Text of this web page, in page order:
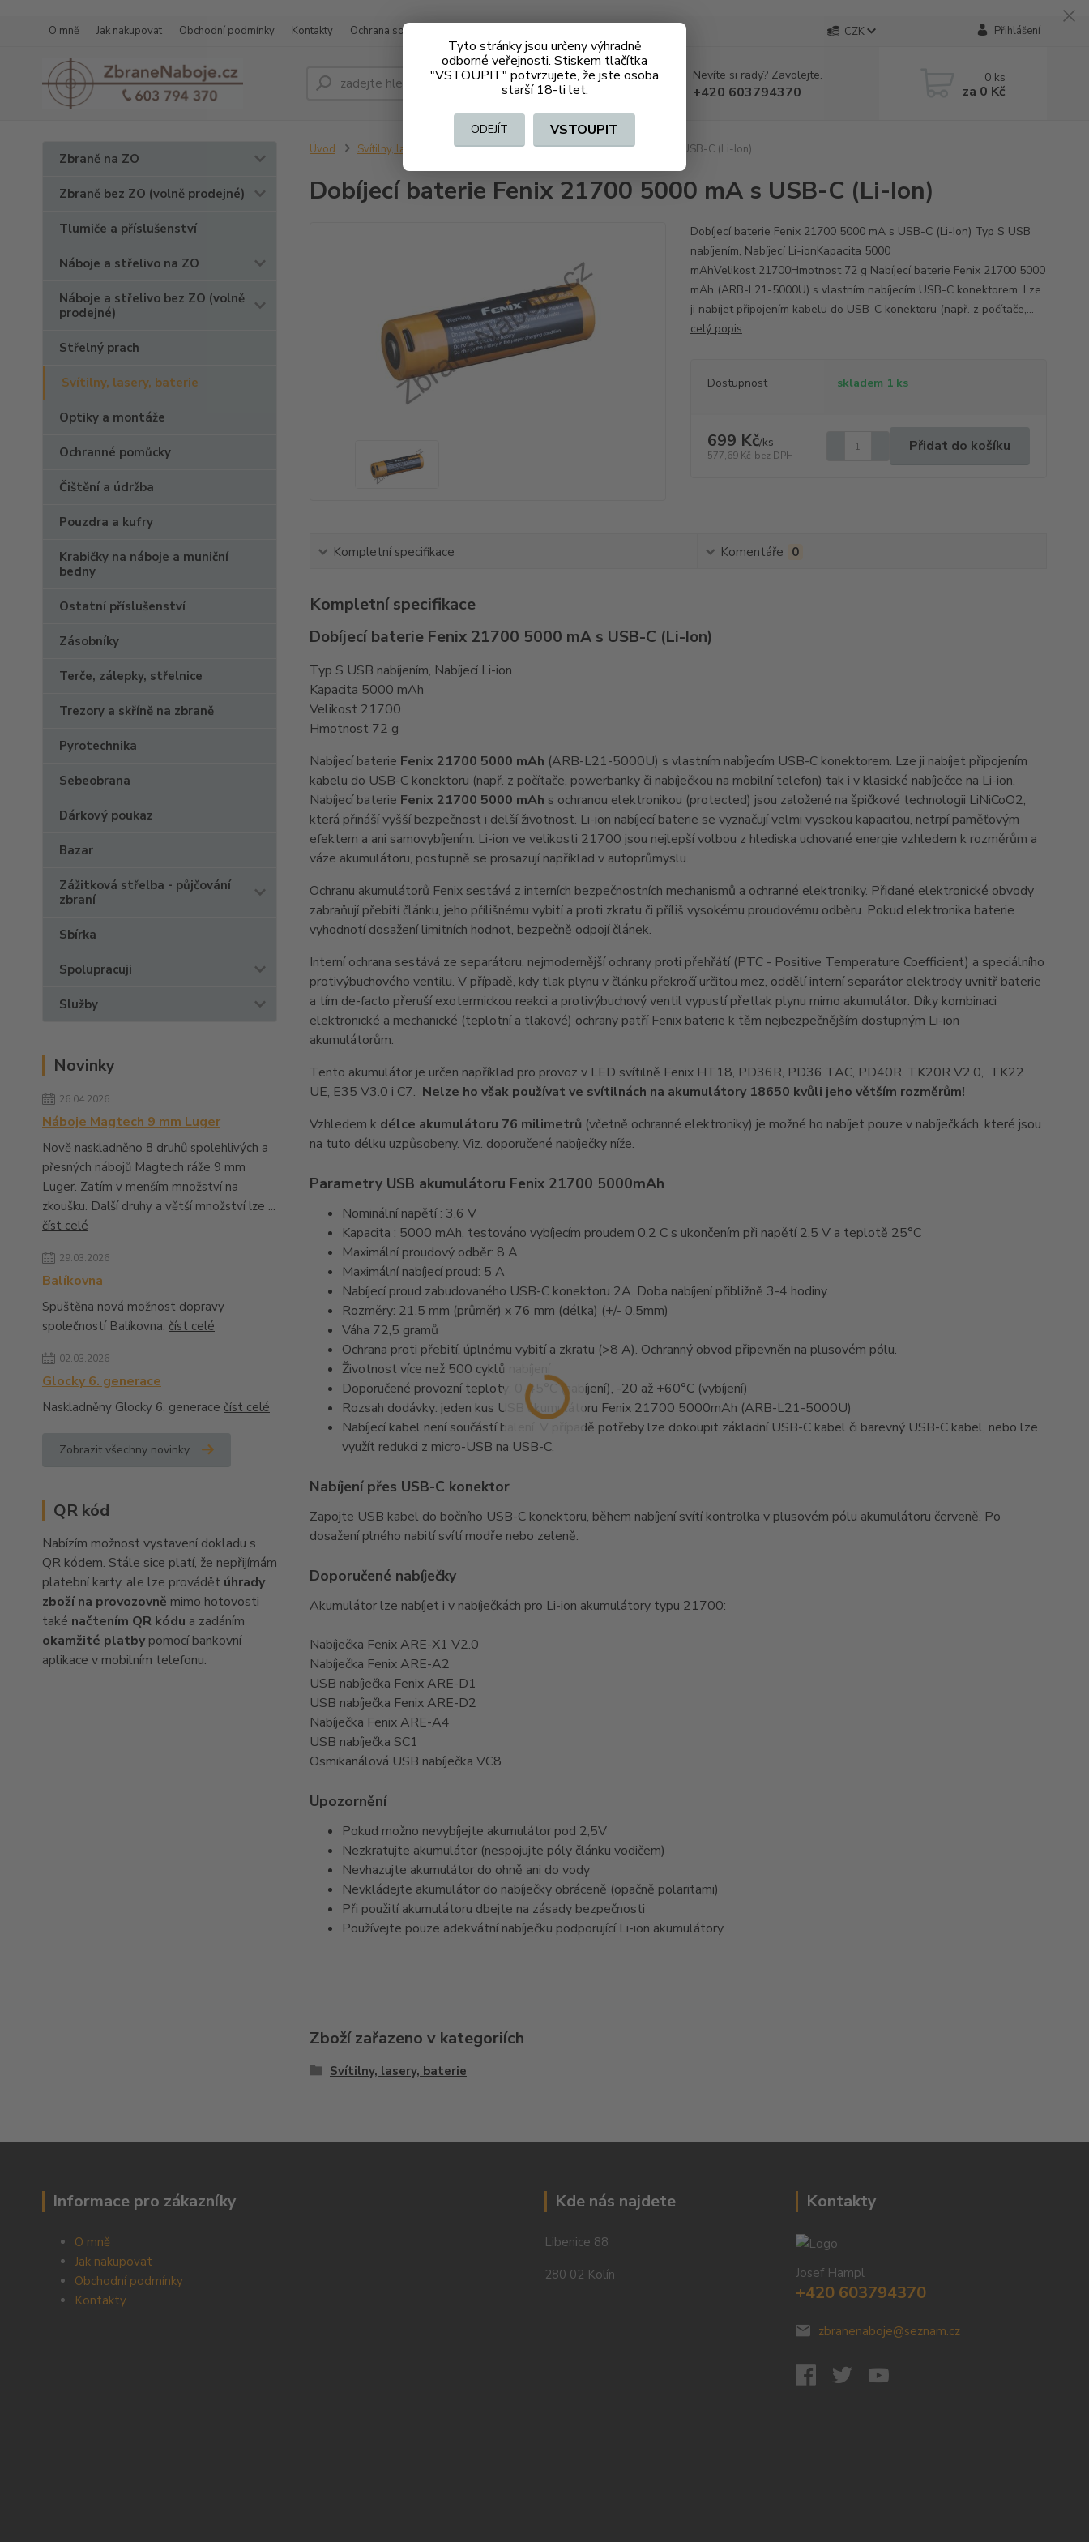
Tyto stránky jsou určeny výhradně
odborné veřejnosti. Stiskem tlačítka
"VSTOUPIT" potvrzujete, že jste osoba
starší 18-ti let.
ODEJÍT VSTOUPIT
O mně Jak nakupovat Obchodní podmínky Kontakty Ochrana soukromí CZK Přihlášení
Hledat Nevíte si rady? Zavolejte.
+420 603794370
0 ks
za 0 Kč
Zbraně na ZO
Zbraně bez ZO (volně prodejné)
Tlumiče a příslušenství
Náboje a střelivo na ZO
Náboje a střelivo bez ZO (volně
prodejné)
Střelný prach
Svítilny, lasery, baterie
Optiky a montáže
Ochranné pomůcky
Čištění a údržba
Pouzdra a kufry
Krabičky na náboje a muniční
bedny
Ostatní příslušenství
Zásobníky
Terče, zálepky, střelnice
Trezory a skříně na zbraně
Pyrotechnika
Sebeobrana
Dárkový poukaz
Bazar
Zážitková střelba - půjčování
zbraní
Sbírka
Spolupracuji
Služby
Novinky
26.04.2026
Náboje Magtech 9 mm Luger
Nově naskladněno 8 druhů spolehlivých a
přesných nábojů Magtech ráže 9 mm
Luger. Zatím v menším množství na
zkoušku. Další druhy a větší množství lze ...
číst celé
29.03.2026
Balíkovna
Spuštěna nová možnost dopravy
společností Balíkovna. číst celé
02.03.2026
Glocky 6. generace
Naskladněny Glocky 6. generace číst celé
Zobrazit všechny novinky
QR kód
Nabízím možnost vystavení dokladu s
QR kódem. Stále sice platí, že nepřijímám
platební karty, ale lze provádět úhrady
zboží na provozovně mimo hotovosti
také načtením QR kódu a zadáním
okamžité platby pomocí bankovní
aplikace v mobilním telefonu.
Úvod Svítilny, lasery, baterie Dobíjecí baterie Fenix 21700 5000 mA s USB-C (Li-Ion)
Dobíjecí baterie Fenix 21700 5000 mA s USB-C (Li-Ion)
Dobíjecí baterie Fenix 21700 5000 mA s USB-C (Li-Ion) Typ S USB
nabíjením, Nabíjecí Li-ionKapacita 5000
mAhVelikost 21700Hmotnost 72 g Nabíjecí baterie Fenix 21700 5000
mAh (ARB-L21-5000U) s vlastním nabíjecím USB-C konektorem. Lze
ji nabíjet připojením kabelu do USB-C konektoru (např. z počítače,...
celý popis
Dostupnost skladem 1 ks
699 Kč/ks
577,69 Kč bez DPH
Přidat do košíku
Kompletní specifikace Komentáře 0
Kompletní specifikace
Dobíjecí baterie Fenix 21700 5000 mA s USB-C (Li-Ion)
Typ S USB nabíjením, Nabíjecí Li-ion
Kapacita 5000 mAh
Velikost 21700
Hmotnost 72 g
Nabíjecí baterie Fenix 21700 5000 mAh (ARB-L21-5000U) s vlastním nabíjecím USB-C konektorem. Lze ji nabíjet připojením
kabelu do USB-C konektoru (např. z počítače, powerbanky či nabíječkou na mobilní telefon) tak i v klasické nabíječce na Li-ion.
Nabíjecí baterie Fenix 21700 5000 mAh s ochranou elektronikou (protected) jsou založené na špičkové technologii LiNiCoO2,
která přináší vyšší bezpečnost i delší životnost. Li-ion nabíjecí baterie se vyznačují velmi vysokou kapacitou, netrpí paměťovým
efektem a ani samovybíjením. Li-ion ve velikosti 21700 jsou nejlepší volbou z hlediska uchované energie vzhledem k rozměrům a
váze akumulátoru, postupně se prosazují například v autoprůmyslu.
Ochranu akumulátorů Fenix sestává z interních bezpečnostních mechanismů a ochranné elektroniky. Přidané elektronické obvody
zabraňují přebití článku, jeho přílišnému vybití a proti zkratu či příliš vysokému proudovému odběru. Pokud elektronika baterie
vyhodnotí dosažení limitních hodnot, bezpečně odpojí článek.
Interní ochrana sestává ze separátoru, nejmodernější ochrany proti přehřátí (PTC - Positive Temperature Coefficient) a speciálního
protivýbuchového ventilu. V případě, kdy tlak plynu v článku překročí určitou mez, oddělí interní separátor elektrody uvnitř baterie
a tím de-facto přeruší exotermickou reakci a protivýbuchový ventil vypustí přetlak plynu mimo akumulátor. Díky kombinaci
elektronické a mechanické (teplotní a tlakové) ochrany patří Fenix baterie k těm nejbezpečnějším dostupným Li-ion
akumulátorům.
Tento akumulátor je určen například pro provoz v LED svítilně Fenix HT18, PD36R, PD36 TAC, PD40R, TK20R V2.0, TK22
UE, E35 V3.0 i C7. Nelze ho však používat ve svítilnách na akumulátory 18650 kvůli jeho větším rozměrům!
Vzhledem k délce akumulátoru 76 milimetrů (včetně ochranné elektroniky) je možné ho nabíjet pouze v nabíječkách, které jsou
na tuto délku uzpůsobeny. Viz. doporučené nabíječky níže.
Parametry USB akumulátoru Fenix 21700 5000mAh
Nominální napětí : 3,6 V
Kapacita : 5000 mAh, testováno vybíjecím proudem 0,2 C s ukončením při napětí 2,5 V a teplotě 25°C
Maximální proudový odběr: 8 A
Maximální nabíjecí proud: 5 A
Nabíjecí proud zabudovaného USB-C konektoru 2A. Doba nabíjení přibližně 3-4 hodiny.
Rozměry: 21,5 mm (průměr) x 76 mm (délka) (+/- 0,5mm)
Váha 72,5 gramů
Ochrana proti přebití, úplnému vybití a zkratu (>8 A). Ochranný obvod připevněn na plusovém pólu.
Životnost více než 500 cyklů nabíjení
Doporučené provozní teploty: 0-45°C (nabíjení), -20 až +60°C (vybíjení)
Rozsah dodávky: jeden kus USB akumulátoru Fenix 21700 5000mAh (ARB-L21-5000U)
Nabíjecí kabel není součástí balení. V případě potřeby lze dokoupit základní USB-C kabel či barevný USB-C kabel, nebo lze
využít redukci z micro-USB na USB-C.
Nabíjení přes USB-C konektor
Zapojte USB kabel do bočního USB-C konektoru, během nabíjení svítí kontrolka v plusovém pólu akumulátoru červeně. Po
dosažení plného nabití svítí modře nebo zeleně.
Doporučené nabíječky
Akumulátor lze nabíjet i v nabíječkách pro Li-ion akumulátory typu 21700:
Nabíječka Fenix ARE-X1 V2.0
Nabíječka Fenix ARE-A2
USB nabíječka Fenix ARE-D1
USB nabíječka Fenix ARE-D2
Nabíječka Fenix ARE-A4
USB nabíječka SC1
Osmikanálová USB nabíječka VC8
Upozornění
Pokud možno nevybíjejte akumulátor pod 2,5V
Nezkratujte akumulátor (nespojujte póly článku vodičem)
Nevhazujte akumulátor do ohně ani do vody
Nevkládejte akumulátor do nabíječky obráceně (opačně polaritami)
Při použití akumulátoru dbejte na zásady bezpečnosti
Používejte pouze adekvátní nabíječku podporující Li-ion akumulátory
Zboží zařazeno v kategoriích
Svítilny, lasery, baterie
Informace pro zákazníky
O mně
Jak nakupovat
Obchodní podmínky
Kontakty
Kde nás najdete
Libenice 88
280 02 Kolín
Kontakty
Josef Hampl
+420 603794370
zbranenaboje@seznam.cz